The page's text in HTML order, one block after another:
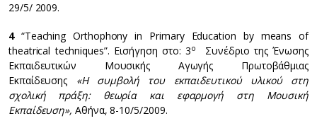
29/5/ 2009.
4“Teaching Orthophony in Primary Education by means of
theatrical techniques”. Εισήγηση στο: 3ο
Συνέδριο της Ένωσης
Εκπαιδευτικών Μουσικής Αγωγής Πρωτοβάθμιας
Εκπαίδευσης «Η συμβολή του εκπαιδευτικού υλικού στη
σχολική πράξη: θεωρία και εφαρμογή στη Μουσική
Εκπαίδευση», Αθήνα, 8-10/5/2009.